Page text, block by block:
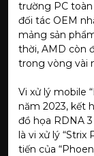
trường PC
đối tác OEM
mảng sản
thời, AMD còn
trong vòng vài
Vi xử lý mobile
năm 2023, kết
đồ họa RDNA
là vi xử lý
tiến của